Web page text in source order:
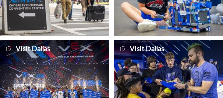
Visit Dallas Visit Dallas